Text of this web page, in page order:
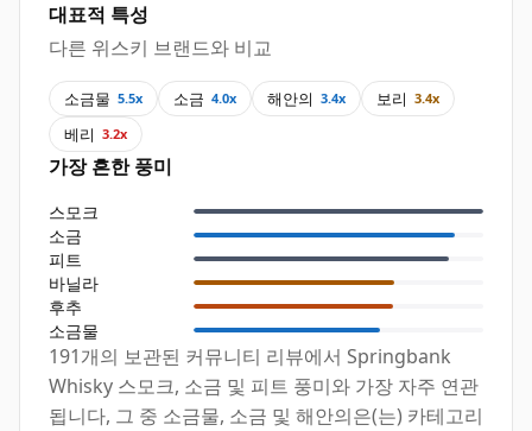
대표적 특성
다른 위스키 브랜드와 비교
소금물 5.5x 소금 4.0x 해안의 3.4x 보리 3.4x
베리 3.2x
가장 흔한 풍미
스모크
소금
피트
바닐라
후추
소금물
191개의 보관된 커뮤니티 리뷰에서 Springbank
Whisky 스모크, 소금 및 피트 풍미와 가장 자주 연관
됩니다, 그 중 소금물, 소금 및 해안의은(는) 카테고리